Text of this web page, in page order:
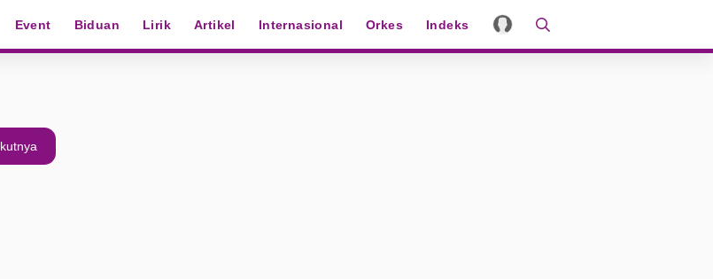
Event Biduan Lirik Artikel Internasional Orkes Indeks